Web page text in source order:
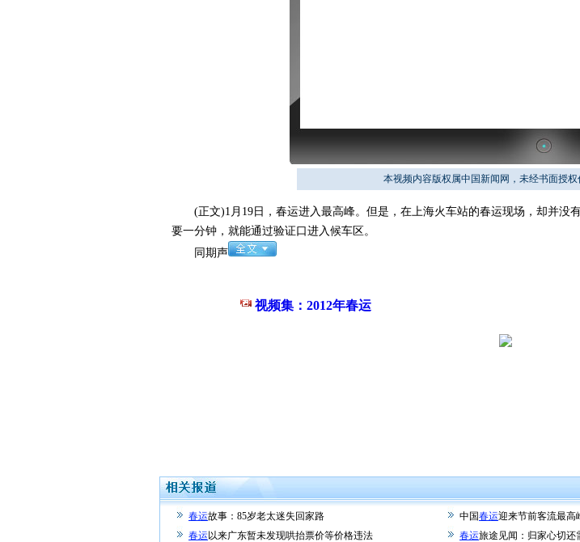
本视频内容版权属中国新闻网，未经书面授
(正文)1月19日，春运进入最高峰。但是，在上海火车站的春运现场，却并没
要一分钟，就能通过验证口进入候车区。
同期声
视频集：2012年春运
春运故事：85岁老太迷失回家路 中国春运迎来节前客流最高
春运以来广东暂未发现哄抬票价等价格违法 春运旅途见闻：归家心切还